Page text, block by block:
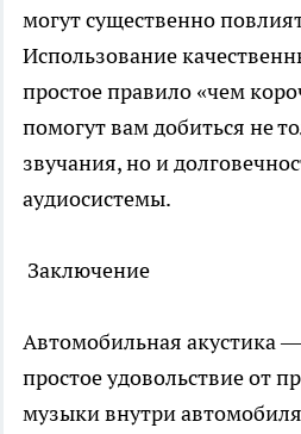
могут существенно
Использование
простое правило «чем
помогут вам добиться не
звучания, но и
аудиосистемы.
Заключение
Автомобильная акустика
простое удовольствие от
музыки внутри